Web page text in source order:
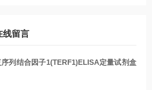
线留言
列结合因子1(TERF1)ELISA定量试剂盒